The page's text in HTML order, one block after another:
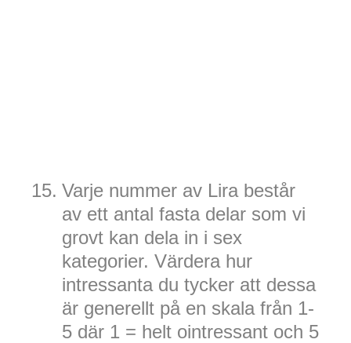
15. Varje nummer av Lira består
av ett antal fasta delar som vi
grovt kan dela in i sex
kategorier. Värdera hur
intressanta du tycker att dessa
är generellt på en skala från 1-
5 där 1 = helt ointressant och 5